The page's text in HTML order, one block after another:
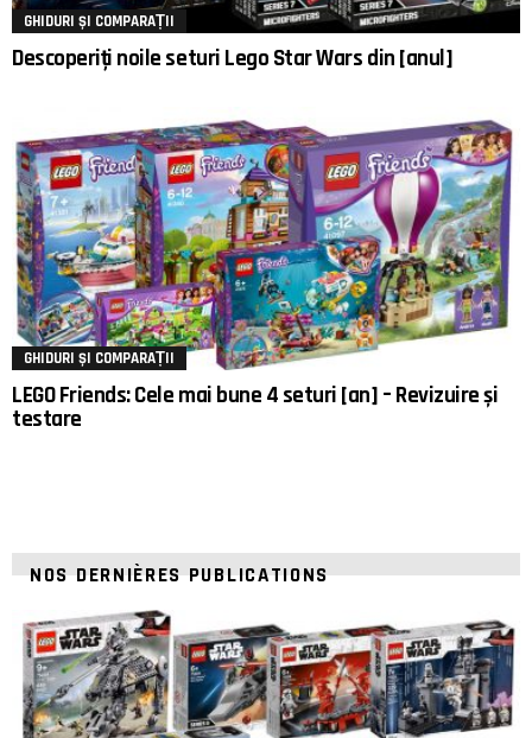
GHIDURI ȘI COMPARAȚII
Descoperiți noile seturi Lego Star Wars din [anul]
GHIDURI ȘI COMPARAȚII
LEGO Friends: Cele mai bune 4 seturi [an] – Revizuire și
testare
NOS DERNIÈRES PUBLICATIONS